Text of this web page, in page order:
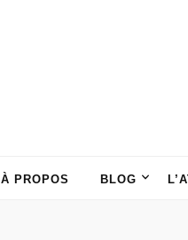
À PROPOS BLOG